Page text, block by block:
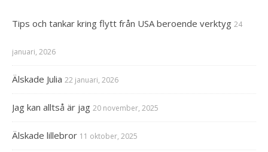
Tips och tankar kring flytt från USA beroende verktyg 24
januari, 2026
Älskade Julia 22 januari, 2026
Jag kan alltså är jag 20 november, 2025
Älskade lillebror 11 oktober, 2025